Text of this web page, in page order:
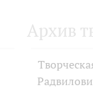
Архив